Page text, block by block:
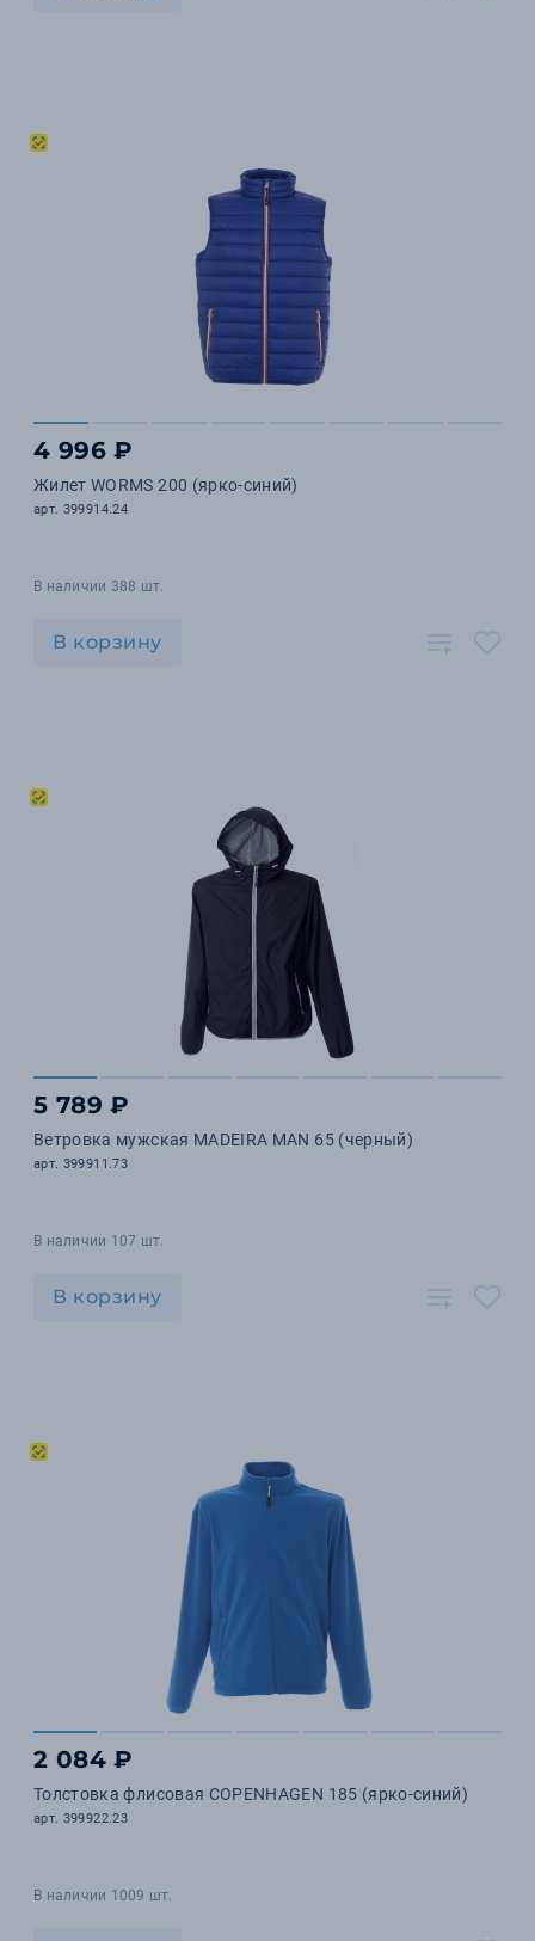
4 996 ₽
Жилет WORMS 200 (ярко-синий)
арт. 399914.24
В наличии 388 шт.
В корзину
5 789 ₽
Ветровка мужская MADEIRA MAN 65 (черный)
арт. 399911.73
В наличии 107 шт.
В корзину
2 084 ₽
Толстовка флисовая COPENHAGEN 185 (ярко-синий)
арт. 399922.23
В наличии 1009 шт.